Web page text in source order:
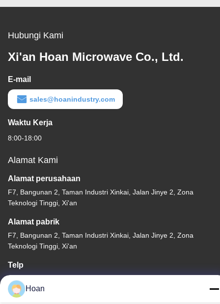
Hubungi Kami
Xi'an Hoan Microwave Co., Ltd.
E-mail
sales@hoanindustry.com
Waktu Kerja
8:00-18:00
Alamat Kami
Alamat perusahaan
F7, Bangunan 2, Taman Industri Xinkai, Jalan Jinye 2, Zona
Teknologi Tinggi, Xi'an
Alamat pabrik
F7, Bangunan 2, Taman Industri Xinkai, Jalan Jinye 2, Zona
Teknologi Tinggi, Xi'an
Telp
86--18740357801
Hoan